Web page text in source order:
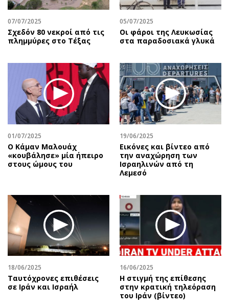
07/07/2025
Σχεδόν 80 νεκροί από τις
πλημμύρες στο Τέξας
05/07/2025
Οι φάροι της Λευκωσίας
στα παραδοσιακά γλυκά
01/07/2025
Ο Κάμαν Μαλουάχ
«κουβάλησε» μία ήπειρο
στους ώμους του
19/06/2025
Εικόνες και βίντεο από
την αναχώρηση των
Ισραηλινών από τη
Λεμεσό
18/06/2025
Ταυτόχρονες επιθέσεις
σε Ιράν και Ισραήλ
16/06/2025
Η στιγμή της επίθεσης
στην κρατική τηλεόραση
του Ιράν (βίντεο)